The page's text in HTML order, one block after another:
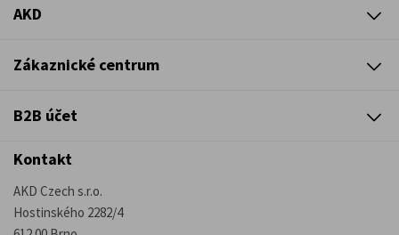
AKD
Zákaznické centrum
B2B účet
Kontakt
AKD Czech s.r.o.
Hostinského 2282/4